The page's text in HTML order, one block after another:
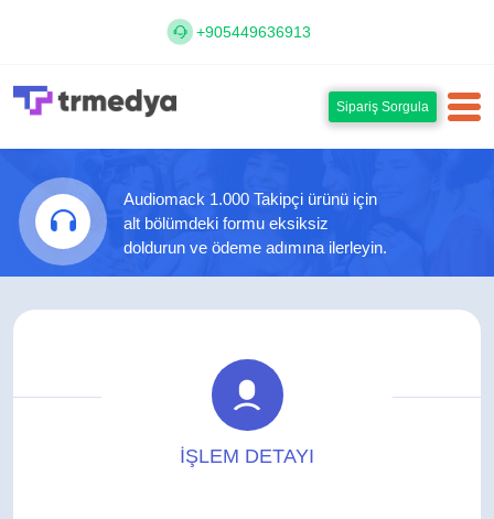
+905449636913
Sipariş Sorgula
Audiomack 1.000 Takipçi ürünü için
alt bölümdeki formu eksiksiz
doldurun ve ödeme adımına ilerleyin.
İŞLEM DETAYI